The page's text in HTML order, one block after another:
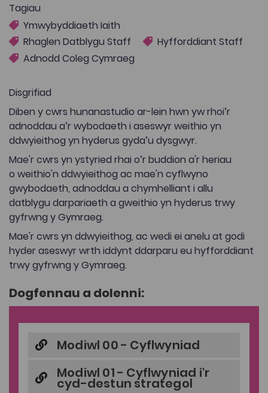
Tagiau
Ymwybyddiaeth Iaith
Rhaglen Datblygu Staff
Hyfforddiant Staff
Adnodd Coleg Cymraeg
Disgrifiad
Diben y cwrs hunanastudio ar-lein hwn yw rhoi’r
adnoddau a’r wybodaeth i aseswyr weithio yn
ddwyieithog yn hyderus gyda’u dysgwyr.
Mae'r cwrs yn ystyried rhai o’r buddion a'r heriau
o weithio'n ddwyieithog ac mae'n cyflwyno
gwybodaeth, adnoddau a chymhelliant i allu
datblygu darpariaeth a gweithio yn hyderus trwy
gyfrwng y Gymraeg.
Mae'r cwrs yn ddwyieithog, ac wedi ei anelu at godi
hyder aseswyr wrth iddynt ddarparu eu hyfforddiant
trwy gyfrwng y Gymraeg.
Dogfennau a dolenni:
Modiwl 00 - Cyflwyniad
Modiwl 01 - Cyflwyniad i'r
cyd-destun strategol